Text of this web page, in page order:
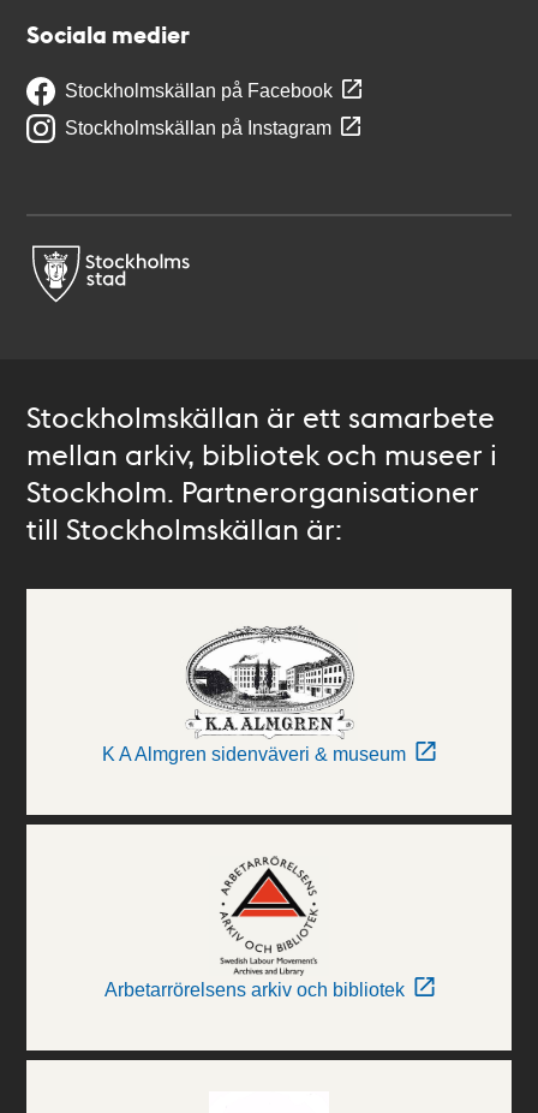
Sociala medier
Stockholmskällan på Facebook
Stockholmskällan på Instagram
Stockholmskällan är ett samarbete
mellan arkiv, bibliotek och museer i
Stockholm. Partnerorganisationer
till Stockholmskällan är:
K A Almgren sidenväveri & museum
Arbetarrörelsens arkiv och bibliotek